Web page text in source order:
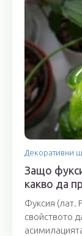
Декоративни
Защо
какво да
Фуксия (лат.
свойството